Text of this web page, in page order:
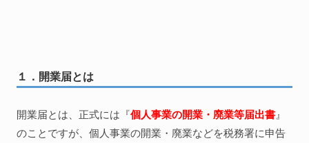
１．開業届とは
開業届とは、正式には『個人事業の開業・廃業等届出書 』
のことですが、個人事業の開業・廃業などを税務署に申告